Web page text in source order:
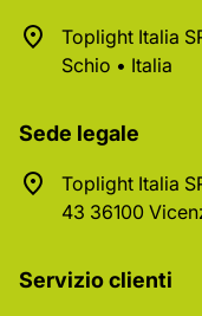
Toplight Italia
Schio • Italia
Sede legale
Toplight Italia
43 36100
Servizio clienti